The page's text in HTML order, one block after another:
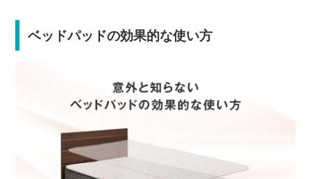
ベッドパッドの効果的な使い方